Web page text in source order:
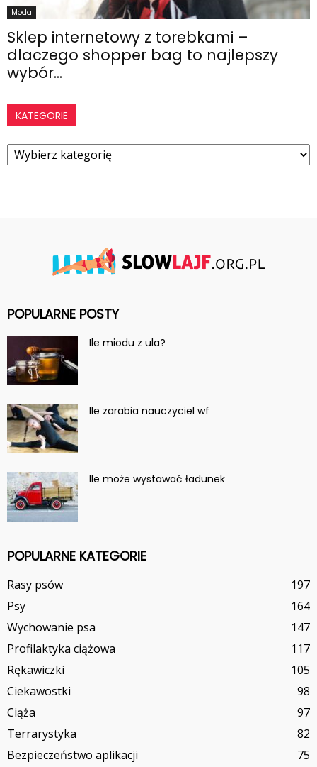
Moda
Sklep internetowy z torebkami –
dlaczego shopper bag to najlepszy
wybór...
KATEGORIE
Kategorie
POPULARNE POSTY
Ile miodu z ula?
Ile zarabia nauczyciel wf
Ile może wystawać ładunek
POPULARNE KATEGORIE
Rasy psów
197
Psy
164
Wychowanie psa
147
Profilaktyka ciążowa
117
Rękawiczki
105
Ciekawostki
98
Ciąża
97
Terrarystyka
82
Bezpieczeństwo aplikacji
75